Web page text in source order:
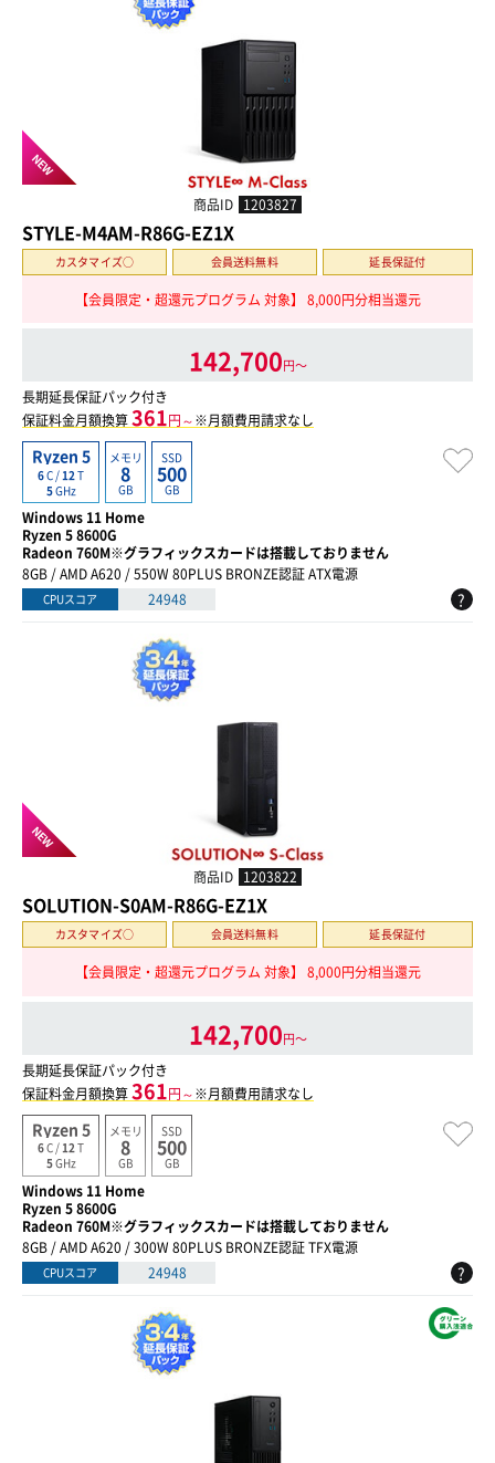
NEW
商品ID 1203827
STYLE-M4AM-R86G-EZ1X
カスタマイズ○ 会員送料無料 延長保証付
【会員限定・超還元プログラム 対象】 8,000円分相当還元
142,700円〜
長期延長保証パック付き
保証料金月額換算361円～※月額費用請求なし
Ryzen 5
6C / 12 T
5GHz
メモリ
8
GB
SSD
500
GB
Windows 11 Home
Ryzen 5 8600G
Radeon 760M※グラフィックスカードは搭載しておりません
8GB / AMD A620 / 550W 80PLUS BRONZE認証 ATX電源
CPUスコア 24948 ?
NEW
商品ID 1203822
SOLUTION-S0AM-R86G-EZ1X
カスタマイズ○ 会員送料無料 延長保証付
【会員限定・超還元プログラム 対象】 8,000円分相当還元
142,700円〜
長期延長保証パック付き
保証料金月額換算361円～※月額費用請求なし
Ryzen 5
6C /12T
5GHz
メモリ
8
GB
SSD
500
GB
Windows 11 Home
Ryzen 5 8600G
Radeon 760M※グラフィックスカードは搭載しておりません
8GB / AMD A620 / 300W 80PLUS BRONZE認証 TFX電源
CPUスコア 24948 ?